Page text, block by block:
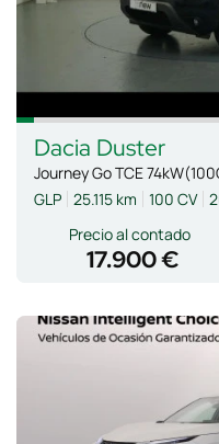
Dacia Duster
Journey Go TCE
GLP 25.115 km 100 CV
Precio al contado
17.900 €